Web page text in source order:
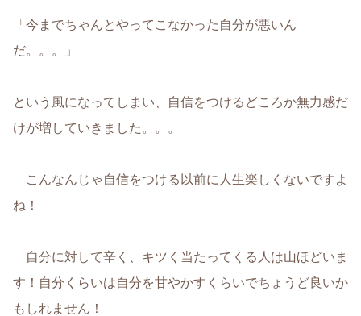
「今までちゃんとやってこなかった自分が悪いん
だ。。。」
という風になってしまい、自信をつけるどころか無力感だ
けが増していきました。。。
こんなんじゃ自信をつける以前に人生楽しくないですよ
ね！
自分に対して辛く、キツく当たってくる人は山ほどいま
す！自分くらいは自分を甘やかすくらいでちょうど良いか
もしれません！